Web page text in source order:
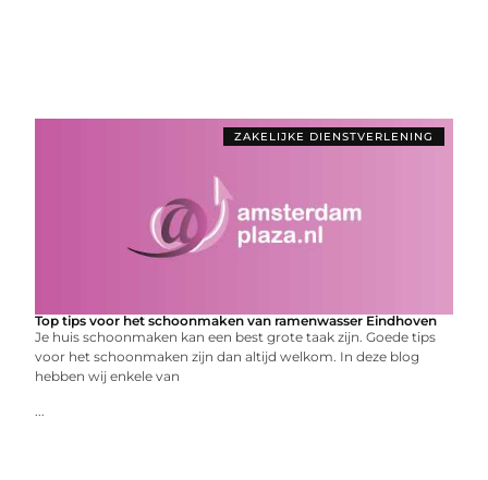
ZAKELIJKE DIENSTVERLENING
Top tips voor het schoonmaken van ramenwasser Eindhoven
Je huis schoonmaken kan een best grote taak zijn. Goede tips
voor het schoonmaken zijn dan altijd welkom. In deze blog
hebben wij enkele van
...